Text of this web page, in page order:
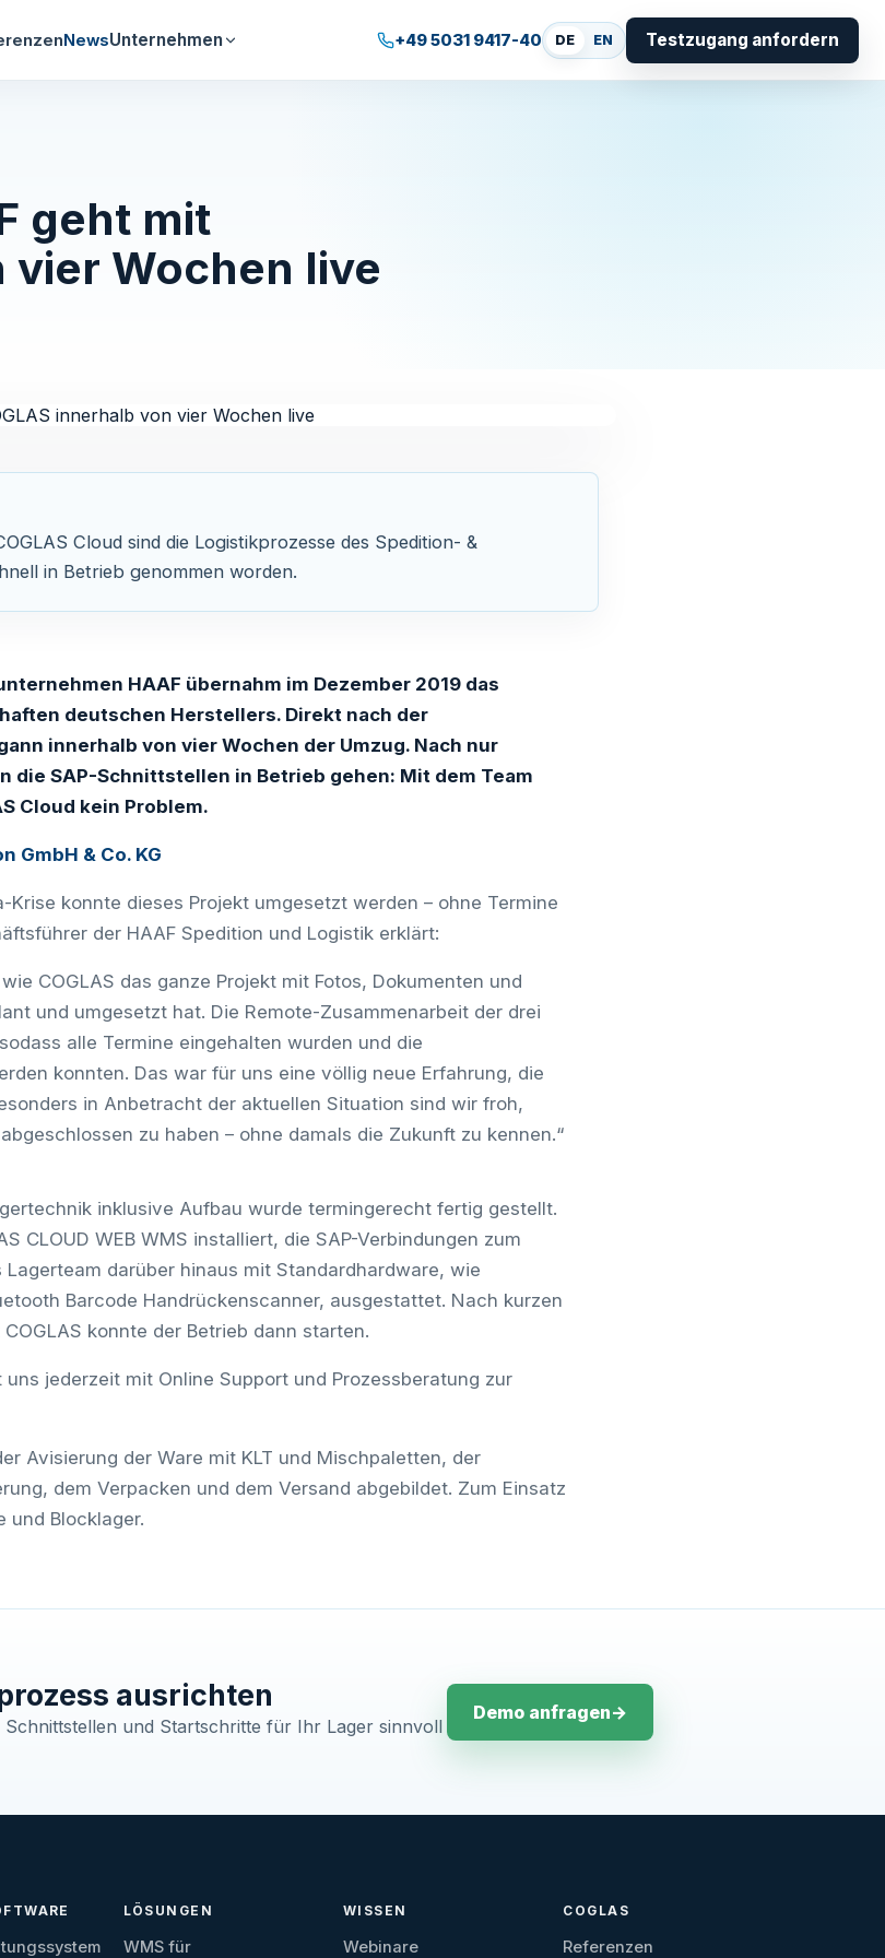
NewsUnternehmen +49 5031 9417-40 DE EN Testzugang anfordern
geht mit
vier Wochen live
Cloud sind die Logistikprozesse des Spedition- &
in Betrieb genommen worden.
HAAF übernahm im Dezember 2019 das
deutschen Herstellers. Direkt nach der
innerhalb von vier Wochen der Umzug. Nach nur
die SAP-Schnittstellen in Betrieb gehen: Mit dem Team
Cloud kein Problem.
GmbH & Co. KG
konnte dieses Projekt umgesetzt werden – ohne Termine
der HAAF Spedition und Logistik erklärt:
COGLAS das ganze Projekt mit Fotos, Dokumenten und
und umgesetzt hat. Die Remote-Zusammenarbeit der drei
alle Termine eingehalten wurden und die
konnten. Das war für uns eine völlig neue Erfahrung, die
in Anbetracht der aktuellen Situation sind wir froh,
zu haben – ohne damals die Zukunft zu kennen.“
inklusive Aufbau wurde termingerecht fertig gestellt.
CLOUD WEB WMS installiert, die SAP-Verbindungen zum
darüber hinaus mit Standardhardware, wie
Barcode Handrückenscanner, ausgestattet. Nach kurzen
konnte der Betrieb dann starten.
uns jederzeit mit Online Support und Prozessberatung zur
Avisierung der Ware mit KLT und Mischpaletten, der
dem Verpacken und dem Versand abgebildet. Zum Einsatz
und Blocklager.
ausrichten
Schnittstellen und Startschritte für Ihr Lager sinnvoll
Demo anfragen→
LÖSUNGEN
WMS für
WISSEN
Webinare
COGLAS
Referenzen